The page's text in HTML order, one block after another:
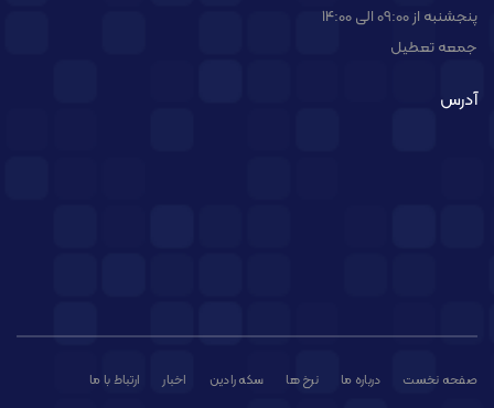
پنجشنبه از 09:00 الی 14:00
جمعه تعطیل
آدرس
صفحه نخست درباره ما نرخ ها سکه رادین اخبار ارتباط با ما